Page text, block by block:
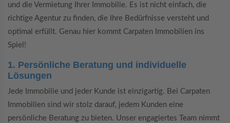
und die Vermietung Ihrer Immobilie. Es ist nicht einfach, die
richtige Agentur zu finden, die Ihre Bedürfnisse versteht und
optimal erfüllt. Genau hier kommt Carpaten Immobilien ins
Spiel!
1. Persönliche Beratung und individuelle
Lösungen
Jede Immobilie und jeder Kunde ist einzigartig. Bei Carpaten
Immobilien sind wir stolz darauf, jedem Kunden eine
persönliche Beratung zu bieten. Unser engagiertes Team nimmt